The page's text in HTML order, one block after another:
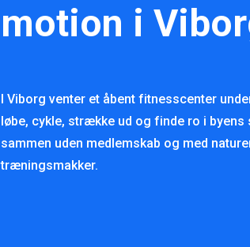
motion i
I Viborg venter et åbent fitnesscenter
løbe, cykle, strække ud og finde ro i
sammen uden medlemskab og med
træningsmakker.